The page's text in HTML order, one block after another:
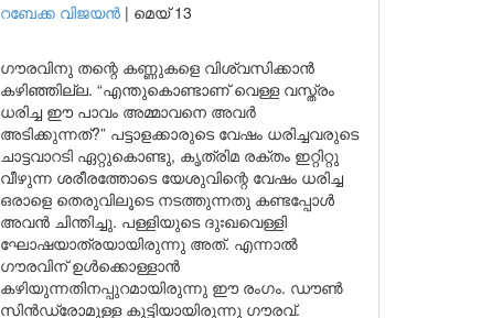
റബേക്ക വിജയൻ | മെയ് 13
ഗൗരവിനു തന്റെ കണ്ണുകളെ വിശ്വസിക്കാൻ
കഴിഞ്ഞില്ല. “എന്തുകൊണ്ടാണ് വെള്ള വസ്ത്രം
ധരിച്ച ഈ പാവം അമ്മാവനെ അവർ
അടിക്കുന്നത്?” പട്ടാളക്കാരുടെ വേഷം ധരിച്ചവരുടെ
ചാട്ടവാറടി ഏറ്റുകൊണ്ടു, കൃത്രിമ രക്തം ഇറ്റിറ്റു
വീഴുന്ന ശരീരത്തോടെ യേശുവിന്റെ വേഷം ധരിച്ച
ഒരാളെ തെരുവിലൂടെ നടത്തുന്നതു കണ്ടപ്പോൾ
അവൻ ചിന്തിച്ചു. പള്ളിയുടെ ദുഃഖവെള്ളി
ഘോഷയാത്രയായിരുന്നു അത്. എന്നാൽ
ഗൗരവിന് ഉൾക്കൊള്ളാൻ
കഴിയുന്നതിനപ്പുറമായിരുന്നു ഈ രംഗം. ഡൗൺ
സിൻഡ്രോമുള്ള കുട്ടിയായിരുന്നു ഗൗരവ്.